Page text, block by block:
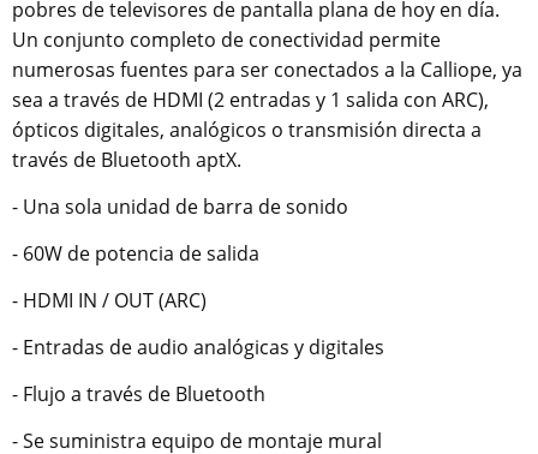
pobres de televisores de pantalla plana de hoy en día.
Un conjunto completo de conectividad permite
numerosas fuentes para ser conectados a la Calliope, ya
sea a través de HDMI (2 entradas y 1 salida con ARC),
ópticos digitales, analógicos o transmisión directa a
través de Bluetooth aptX.
- Una sola unidad de barra de sonido
- 60W de potencia de salida
- HDMI IN / OUT (ARC)
- Entradas de audio analógicas y digitales
- Flujo a través de Bluetooth
- Se suministra equipo de montaje mural